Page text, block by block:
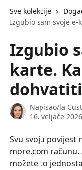
Sve kolekcije
Izgubio sam svoje e-
Izgubio
karte.
Napisao/la
16. veljače
Svu svoju povijest
more.com računu.
možete to